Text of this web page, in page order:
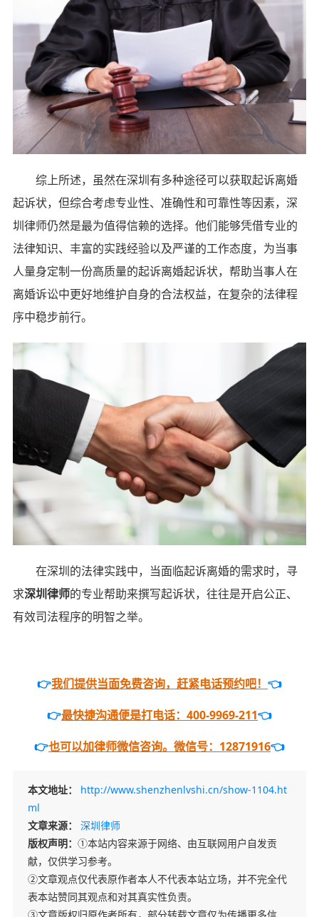
综上所述，虽然在深圳有多种途径可以获取起诉离婚
起诉状，但综合考虑专业性、准确性和可靠性等因素，深
圳律师仍然是最为值得信赖的选择。他们能够凭借专业的
法律知识、丰富的实践经验以及严谨的工作态度，为当事
人量身定制一份高质量的起诉离婚起诉状，帮助当事人在
离婚诉讼中更好地维护自身的合法权益，在复杂的法律程
序中稳步前行。
在深圳的法律实践中，当面临起诉离婚的需求时，寻
求深圳律师的专业帮助来撰写起诉状，往往是开启公正、
有效司法程序的明智之举。
👉我们提供当面免费咨询，赶紧电话预约吧！ 👈
👉最快捷沟通便是打电话：400-9969-211👈
👉也可以加律师微信咨询。微信号：12871916👈
本文地址：
http://www.shenzhenlvshi.cn/show-1104.ht
ml
文章来源：
深圳律师
版权声明： ①本站内容来源于网络、由互联网用户自发贡
献，仅供学习参考。
②文章观点仅代表原作者本人不代表本站立场，并不完全代
表本站赞同其观点和对其真实性负责。